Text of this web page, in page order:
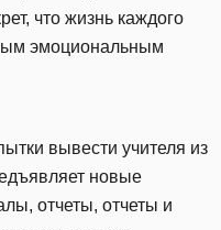
что жизнь каждого
эмоциональным
вывести учителя из
новые
отчеты, отчеты и